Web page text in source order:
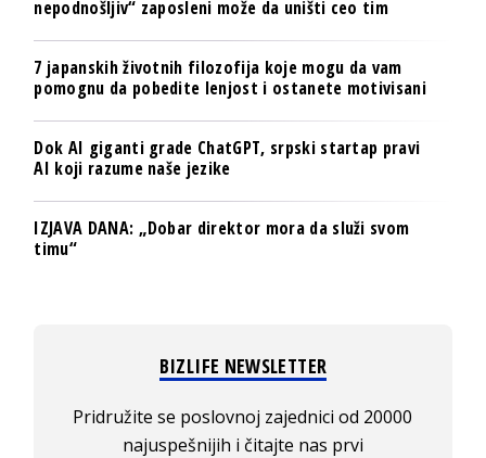
nepodnošljiv“ zaposleni može da uništi ceo tim
7 japanskih životnih filozofija koje mogu da vam
pomognu da pobedite lenjost i ostanete motivisani
Dok AI giganti grade ChatGPT, srpski startap pravi
AI koji razume naše jezike
IZJAVA DANA: „Dobar direktor mora da služi svom
timu“
BIZLIFE NEWSLETTER
Pridružite se poslovnoj zajednici od 20000
najuspešnijih i čitajte nas prvi